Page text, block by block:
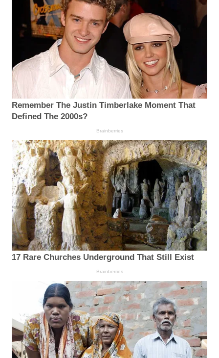
Remember The Justin Timberlake Moment That
Defined The 2000s?
Brainberries
17 Rare Churches Underground That Still Exist
Brainberries